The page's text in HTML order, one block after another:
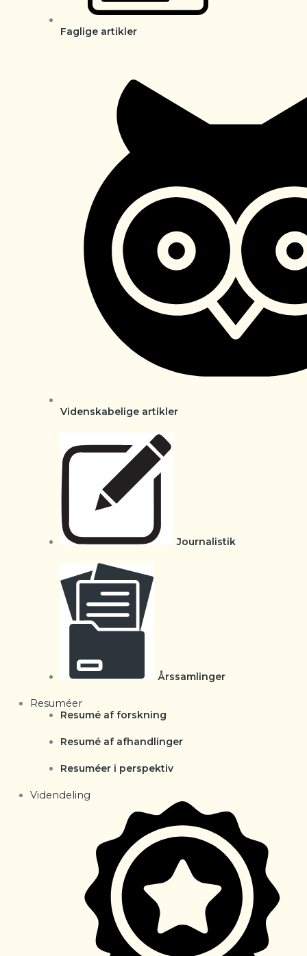
Faglige artikler
Videnskabelige artikler
Journalistik
Årssamlinger
Resuméer
Resumé af forskning
Resumé af afhandlinger
Resuméer i perspektiv
Videndeling